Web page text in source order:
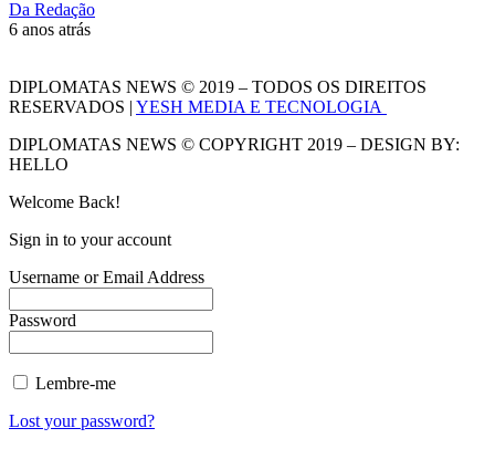
Da Redação
6 anos atrás
DIPLOMATAS NEWS © 2019 – TODOS OS DIREITOS
RESERVADOS | YESH MEDIA E TECNOLOGIA
DIPLOMATAS NEWS © COPYRIGHT 2019 – DESIGN BY:
HELLO
Welcome Back!
Sign in to your account
Username or Email Address
Password
Lembre-me
Lost your password?